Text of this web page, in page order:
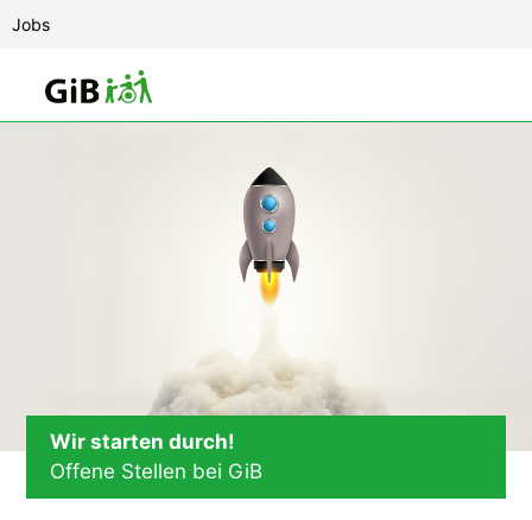
Jobs
Wir starten durch!
Offene Stellen bei GiB